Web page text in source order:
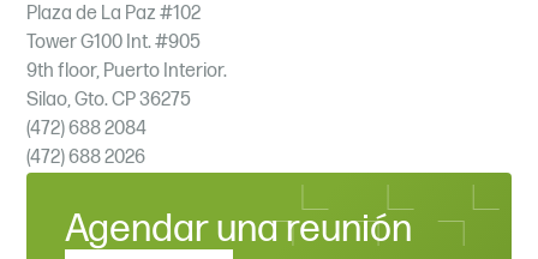
Plaza de La Paz #102
Tower G100 Int. #905
9th floor, Puerto Interior.
Silao, Gto. CP 36275
(472) 688 2084
(472) 688 2026
Agendar una reunión